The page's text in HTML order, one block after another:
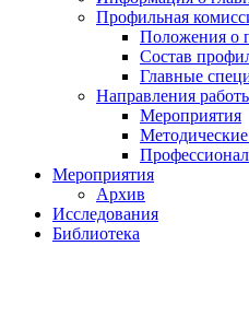
Профильная
Положения о
Состав
Главные
Направления
Мероприятия
Мероприятия
Архив
Исследования
Библиотека